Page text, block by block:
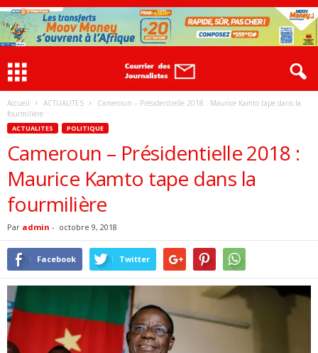
Accueil ACTUALITES
Cameroun – Présidentielle 2018 : Maurice Kamto tape dans la
fourmilière
ACTUALITES POLITIQUE
Cameroun – Présidentielle 2018 :
Maurice Kamto tape dans la
fourmilière
Par admin - octobre 9, 2018
Facebook Twitter